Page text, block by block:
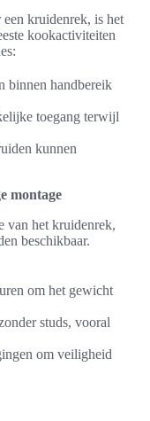
kruidenrek, is het
kookactiviteiten
binnen handbereik
toegang terwijl
kunnen
montage
van het kruidenrek,
beschikbaar.
om het gewicht
studs, vooral
om veiligheid